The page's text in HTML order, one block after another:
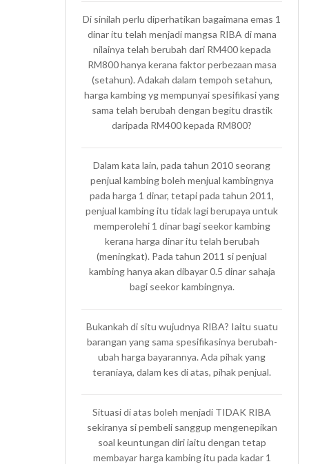
Di sinilah perlu diperhatikan bagaimana emas 1
dinar itu telah menjadi mangsa RIBA di mana
nilainya telah berubah dari RM400 kepada
RM800 hanya kerana faktor perbezaan masa
(setahun). Adakah dalam tempoh setahun,
harga kambing yg mempunyai spesifikasi yang
sama telah berubah dengan begitu drastik
daripada RM400 kepada RM800?
Dalam kata lain, pada tahun 2010 seorang
penjual kambing boleh menjual kambingnya
pada harga 1 dinar, tetapi pada tahun 2011,
penjual kambing itu tidak lagi berupaya untuk
memperolehi 1 dinar bagi seekor kambing
kerana harga dinar itu telah berubah
(meningkat). Pada tahun 2011 si penjual
kambing hanya akan dibayar 0.5 dinar sahaja
bagi seekor kambingnya.
Bukankah di situ wujudnya RIBA? Iaitu suatu
barangan yang sama spesifikasinya berubah-
ubah harga bayarannya. Ada pihak yang
teraniaya, dalam kes di atas, pihak penjual.
Situasi di atas boleh menjadi TIDAK RIBA
sekiranya si pembeli sanggup mengenepikan
soal keuntungan diri iaitu dengan tetap
membayar harga kambing itu pada kadar 1